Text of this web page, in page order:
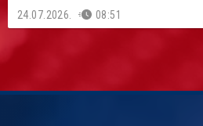
24.07.2026. 08:51